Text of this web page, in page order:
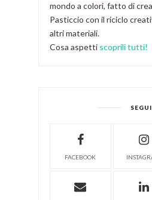
mondo a colori, fatto di
Pasticcio con il riciclo
altri materiali.
Cosa aspetti scoprili tutti!
FACEBOOK